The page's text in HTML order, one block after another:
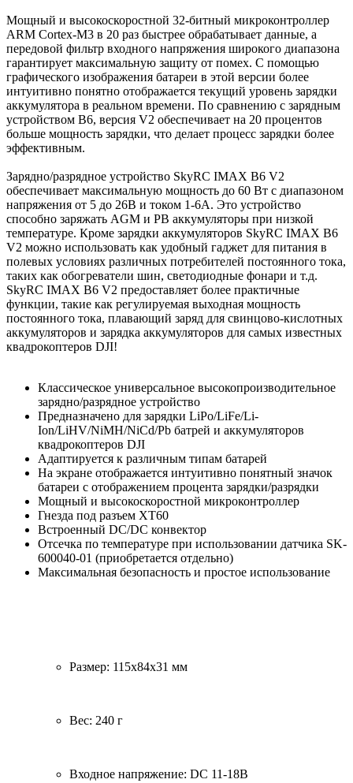
Мощный и высокоскоростной 32-битный микроконтроллер
ARM Cortex-M3 в 20 раз быстрее обрабатывает данные, а
передовой фильтр входного напряжения широкого диапазона
гарантирует максимальную защиту от помех. С помощью
графического изображения батареи в этой версии более
интуитивно понятно отображается текущий уровень зарядки
аккумулятора в реальном времени. По сравнению с зарядным
устройством B6, версия V2 обеспечивает на 20 процентов
больше мощность зарядки, что делает процесс зарядки более
эффективным.
Зарядно/разрядное устройство SkyRC IMAX B6 V2
обеспечивает максимальную мощность до 60 Вт с диапазоном
напряжения от 5 до 26В и током 1-6А. Это устройство
способно заряжать AGM и PB аккумуляторы при низкой
температуре. Кроме зарядки аккумуляторов SkyRC IMAX B6
V2 можно использовать как удобный гаджет для питания в
полевых условиях различных потребителей постоянного тока,
таких как обогреватели шин, светодиодные фонари и т.д.
SkyRC IMAX B6 V2 предоставляет более практичные
функции, такие как регулируемая выходная мощность
постоянного тока, плавающий заряд для свинцово-кислотных
аккумуляторов и зарядка аккумуляторов для самых известных
квадрокоптеров DJI!
Классическое универсальное высокопроизводительное
зарядно/разрядное устройство
Предназначено для зарядки LiPo/LiFe/Li-
Ion/LiHV/NiMH/NiCd/Pb батрей и аккумуляторов
квадрокоптеров DJI
Адаптируется к различным типам батарей
На экране отображается интуитивно понятный значок
батареи с отображением процента зарядки/разрядки
Мощный и высокоскоростной микроконтроллер
Гнезда под разъем XT60
Встроенный DC/DC конвектор
Отсечка по температуре при использовании датчика SK-
600040-01 (приобретается отдельно)
Максимальная безопасность и простое использование
Размер: 115x84x31 мм
Вес: 240 г
Входное напряжение: DC 11-18В